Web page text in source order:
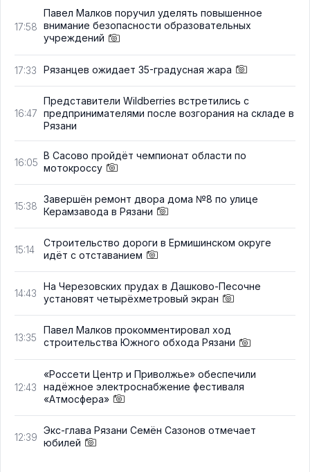
17:58
Павел Малков поручил уделять повышенное
внимание безопасности образовательных
учреждений
17:33 Рязанцев ожидает 35-градусная жара
16:47
Представители Wildberries встретились с
предпринимателями после возгорания на складе в
Рязани
16:05
В Сасово пройдёт чемпионат области по
мотокроссу
15:38
Завершён ремонт двора дома №8 по улице
Керамзавода в Рязани
15:14
Строительство дороги в Ермишинском округе
идёт с отставанием
14:43
На Черезовских прудах в Дашково-Песочне
установят четырёхметровый экран
13:35
Павел Малков прокомментировал ход
строительства Южного обхода Рязани
12:43
«Россети Центр и Приволжье» обеспечили
надёжное электроснабжение фестиваля
«Атмосфера»
12:39
Экс-глава Рязани Семён Сазонов отмечает
юбилей